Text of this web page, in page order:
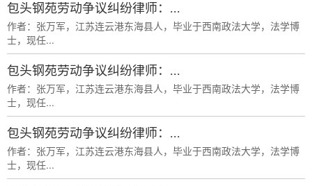
包头钢苑劳动争议纠纷律师：...
作者：张万军，江苏连云港东海县人，毕业于西南政法大学，法学博
士，现任...
包头钢苑劳动争议纠纷律师：...
作者：张万军，江苏连云港东海县人，毕业于西南政法大学，法学博
士，现任...
包头钢苑劳动争议纠纷律师：...
作者：张万军，江苏连云港东海县人，毕业于西南政法大学，法学博
士，现任...